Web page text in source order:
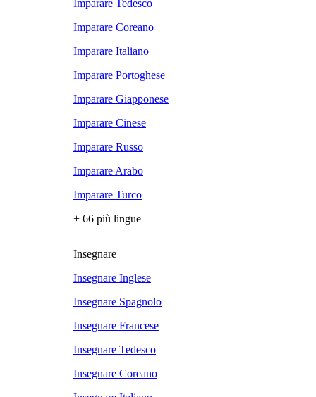
Imparare Tedesco
Imparare Coreano
Imparare Italiano
Imparare Portoghese
Imparare Giapponese
Imparare Cinese
Imparare Russo
Imparare Arabo
Imparare Turco
+ 66 più lingue
Insegnare
Insegnare Inglese
Insegnare Spagnolo
Insegnare Francese
Insegnare Tedesco
Insegnare Coreano